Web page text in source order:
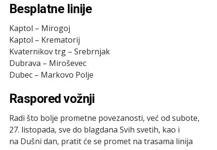
Besplatne linije
Kaptol – Mirogoj
Kaptol – Krematorij
Kvaternikov trg – Srebrnjak
Dubrava – Miroševec
Dubec – Markovo Polje
Raspored vožnji
Radi što bolje prometne povezanosti, već od subote,
27. listopada, sve do blagdana Svih svetih, kao i
na Dušni dan, pratit će se promet na trasama linija